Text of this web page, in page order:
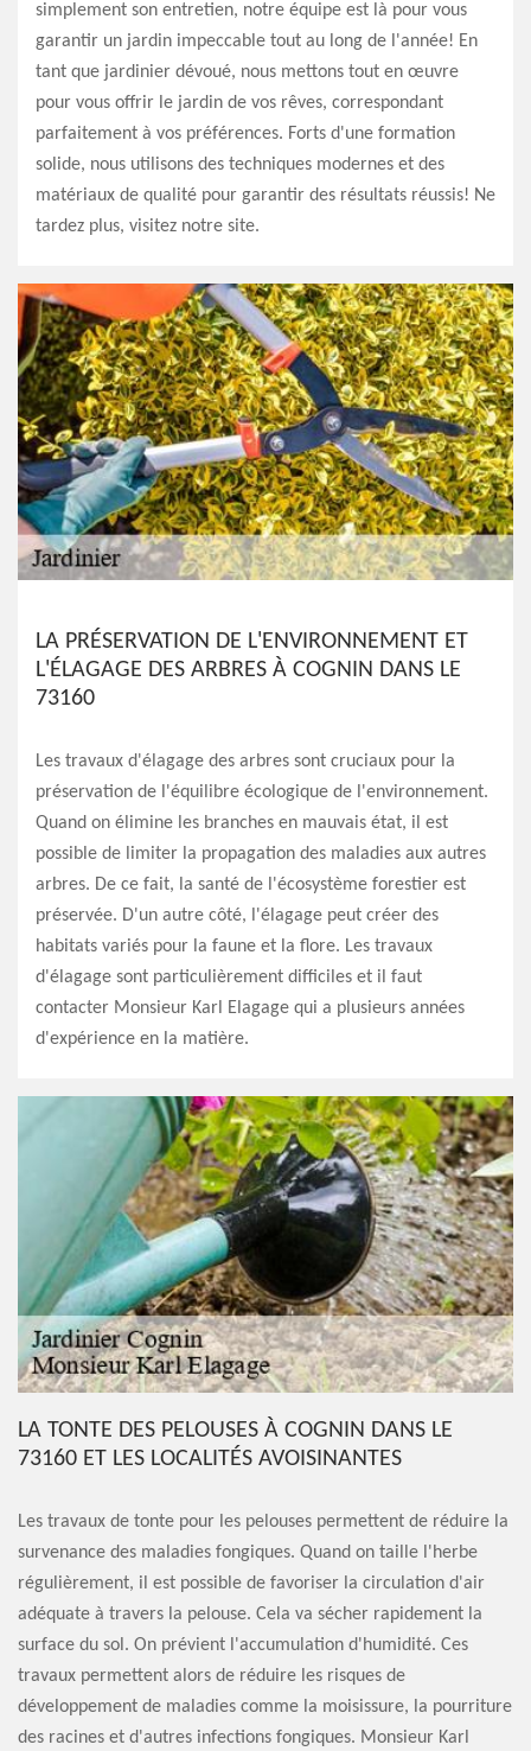
simplement son entretien, notre équipe est là pour vous
garantir un jardin impeccable tout au long de l'année! En
tant que jardinier dévoué, nous mettons tout en œuvre
pour vous offrir le jardin de vos rêves, correspondant
parfaitement à vos préférences. Forts d'une formation
solide, nous utilisons des techniques modernes et des
matériaux de qualité pour garantir des résultats réussis! Ne
tardez plus, visitez notre site.
LA PRÉSERVATION DE L'ENVIRONNEMENT ET
L'ÉLAGAGE DES ARBRES À COGNIN DANS LE
73160
Les travaux d'élagage des arbres sont cruciaux pour la
préservation de l'équilibre écologique de l'environnement.
Quand on élimine les branches en mauvais état, il est
possible de limiter la propagation des maladies aux autres
arbres. De ce fait, la santé de l'écosystème forestier est
préservée. D'un autre côté, l'élagage peut créer des
habitats variés pour la faune et la flore. Les travaux
d'élagage sont particulièrement difficiles et il faut
contacter Monsieur Karl Elagage qui a plusieurs années
d'expérience en la matière.
LA TONTE DES PELOUSES À COGNIN DANS LE
73160 ET LES LOCALITÉS AVOISINANTES
Les travaux de tonte pour les pelouses permettent de réduire la
survenance des maladies fongiques. Quand on taille l'herbe
régulièrement, il est possible de favoriser la circulation d'air
adéquate à travers la pelouse. Cela va sécher rapidement la
surface du sol. On prévient l'accumulation d'humidité. Ces
travaux permettent alors de réduire les risques de
développement de maladies comme la moisissure, la pourriture
des racines et d'autres infections fongiques. Monsieur Karl